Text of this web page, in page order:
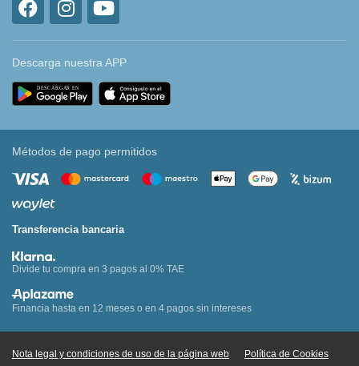
Descarga nuestra APP
Métodos de pago permitidos
Transferencia bancaria
Divide tu compra en 3 pagos al 0% TAE
Financia hasta en 12 meses o en 4 pagos sin intereses
Nota legal y condiciones de uso de la página web Política de Cookies